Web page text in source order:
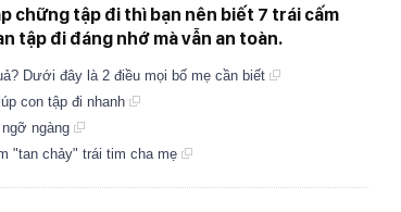
chững tập đi thì bạn nên biết 7 trái cấm
tập đi đáng nhớ mà vẫn an toàn.
Dưới đây là 2 điều mọi bố mẹ cần biết
con tập đi nhanh
ngàng
"tan chảy" trái tim cha mẹ